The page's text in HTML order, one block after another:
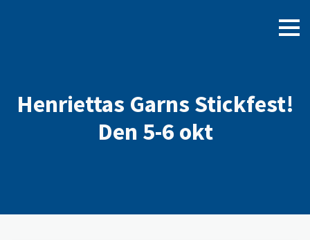
Henriettas Garns Stickfest!
Den 5-6 okt